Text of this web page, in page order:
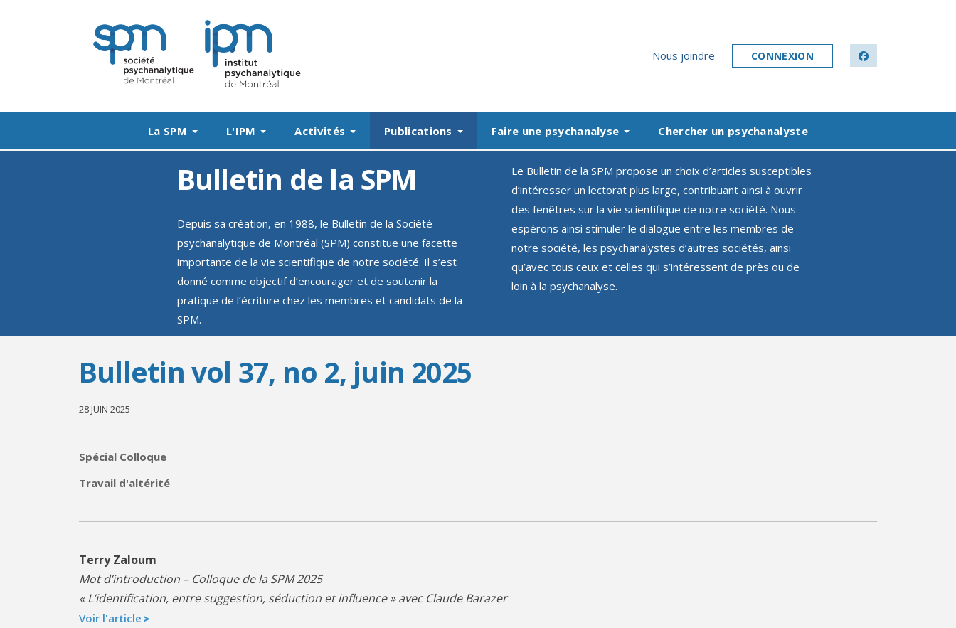
Nous joindre CONNEXION facebook
La SPM L'IPM Activités Publications Faire une psychanalyse Chercher un psychanalyste
Bulletin de la SPM
Depuis sa création, en 1988, le Bulletin de la Société
psychanalytique de Montréal (SPM) constitue une facette
importante de la vie scientifique de notre société. Il s’est
donné comme objectif d’encourager et de soutenir la
pratique de l’écriture chez les membres et candidats de la
SPM.
Le Bulletin de la SPM propose un choix d’articles susceptibles
d’intéresser un lectorat plus large, contribuant ainsi à ouvrir
des fenêtres sur la vie scientifique de notre société. Nous
espérons ainsi stimuler le dialogue entre les membres de
notre société, les psychanalystes d’autres sociétés, ainsi
qu’avec tous ceux et celles qui s’intéressent de près ou de
loin à la psychanalyse.
Bulletin vol 37, no 2, juin 2025
28 JUIN 2025
Spécial Colloque
Travail d'altérité
Terry Zaloum
Mot d’introduction – Colloque de la SPM 2025
« L’identification, entre suggestion, séduction et influence » avec Claude Barazer
Voir l'article